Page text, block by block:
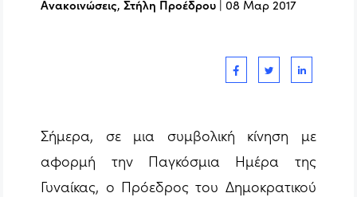
Ανακοινώσεις,Στήλη Προέδρου |08 Μαρ 2017
Σήμερα, σε μια συμβολική κίνηση με
αφορμή την Παγκόσμια Ημέρα της
Γυναίκας, ο Πρόεδρος του Δημοκρατικού